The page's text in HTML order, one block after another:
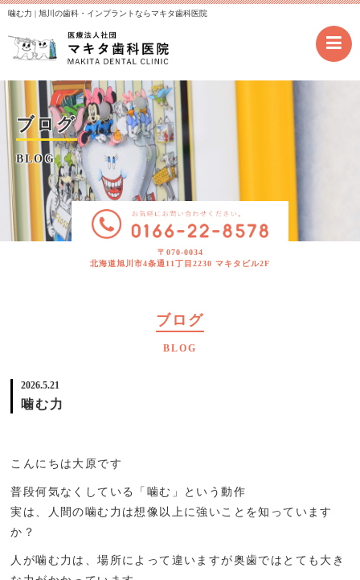
噛む力 | 旭川の歯科・インプラントならマキタ歯科医院
ブログ
BLOG
〒070-0034
北海道旭川市4条通11丁目2230 マキタビル2F
ブログ
BLOG
2026.5.21
噛む力
こんにちは大原です
普段何気なくしている「噛む」という動作
実は、人間の噛む力は想像以上に強いことを知っています
か？
人が噛む力は、場所によって違いますが奥歯ではとても大き